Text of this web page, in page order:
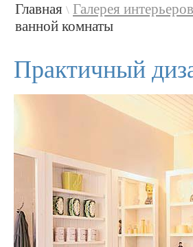
Главная \ Галерея интерьеров
ванной комнаты
Практичный